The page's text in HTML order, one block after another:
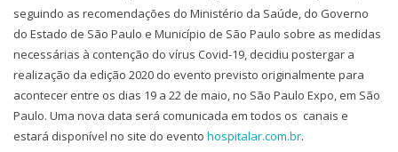
seguindo as recomendações do Ministério da Saúde, do Governo
do Estado de São Paulo e Município de São Paulo sobre as medidas
necessárias à contenção do vírus Covid-19, decidiu postergar a
realização da edição 2020 do evento previsto originalmente para
acontecer entre os dias 19 a 22 de maio, no São Paulo Expo, em São
Paulo. Uma nova data será comunicada em todos os canais e
estará disponível no site do evento hospitalar.com.br.